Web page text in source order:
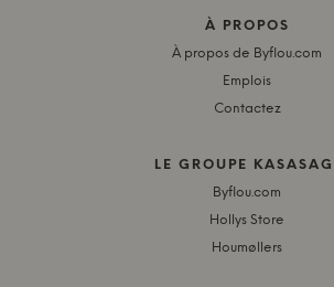
À PROPOS
À propos de Byflou.com
Emplois
Contactez
LE GROUPE KASASAGI
Byflou.com
Hollys Store
Houmøllers